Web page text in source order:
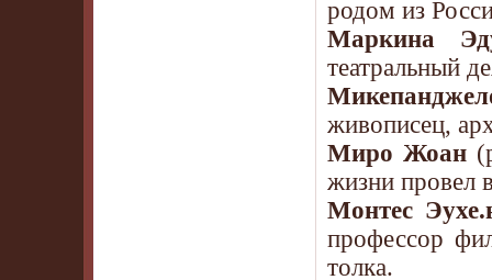
родом из
Маркина
театральный
живописец,
Миро Жоан
жизни провел
Монтес
профессор
толка.